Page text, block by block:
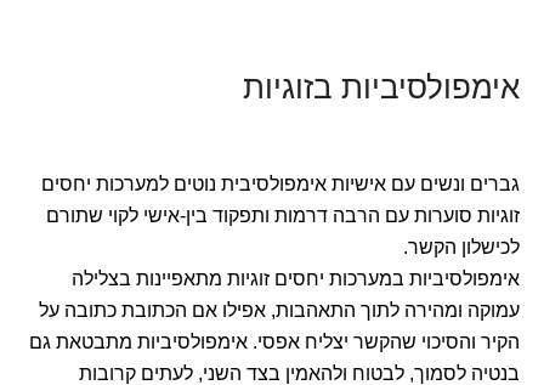
אימפולסיביות בזוגיות
גברים ונשים עם אישיות אימפולסיבית נוטים למערכות יחסים
זוגיות סוערות עם הרבה דרמות ותפקוד בין-אישי לקוי שתורם
לכישלון הקשר.
אימפולסיביות במערכות יחסים זוגיות מתאפיינות בצלילה
עמוקה ומהירה לתוך התאהבות, אפילו אם הכתובת כתובה על
הקיר והסיכוי שהקשר יצליח אפסי. אימפולסיביות מתבטאת גם
בנטיה לסמוך, לבטוח ולהאמין בצד השני, לעתים קרובות